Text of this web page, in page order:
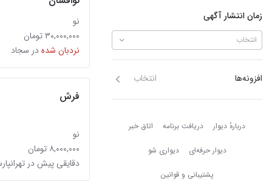
زمان انتشار آگهی
انتخاب
افزونه‌ها انتخاب
دربارهٔ دیوار دربارهٔ دیوار دریافت برنامه اتاق خبر
دیوار حرفه‌ای دیواری شو
پشتیبانی و قوانین
نو
۳۰,۰۰۰,۰۰۰ تومان
نردبان شدهدر سجاد
فرش
نو
۸,۰۰۰,۰۰۰ تومان
دقایقی پیش در